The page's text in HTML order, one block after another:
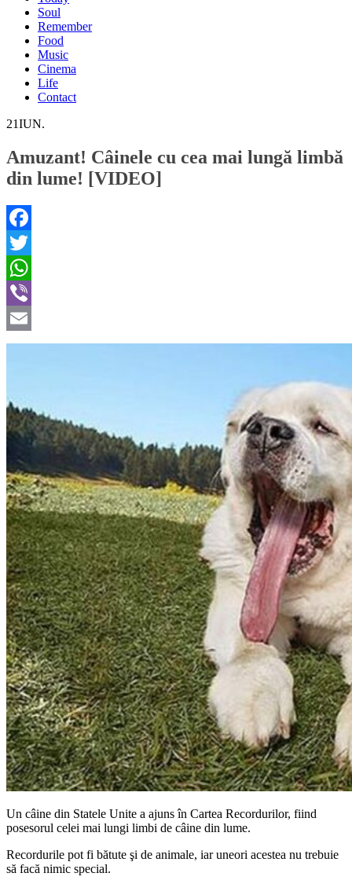
Soul
Remember
Food
Music
Cinema
Life
Contact
21IUN.
Amuzant! Câinele cu cea mai lungă limbă
din lume! [VIDEO]
Facebook
Twitter
WhatsApp
Viber
Email
Un câine din Statele Unite a ajuns în Cartea Recordurilor, fiind
posesorul celei mai lungi limbi de câine din lume.
Recordurile pot fi bătute şi de animale, iar uneori acestea nu trebuie
să facă nimic special.